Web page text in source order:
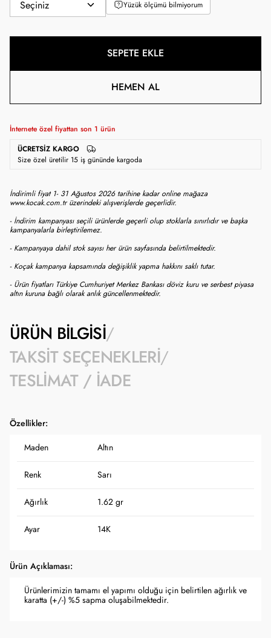
Yüzük ölçümü bilmiyorum
SEPETE EKLE
HEMEN AL
İnternete özel fiyattan son 1 ürün
ÜCRETSIZ KARGO
Size özel üretilir 15 iş gününde kargoda
İndirimli fiyat 1- 31 Ağustos 2026 tarihine kadar online mağaza
www.kocak.com.tr üzerindeki alışverişlerde geçerlidir.
- İndirim kampanyası seçili ürünlerde geçerli olup stoklarla sınırlıdır ve başka
kampanyalarla birleştirilemez.
- Kampanyaya dahil stok sayısı her ürün sayfasında belirtilmektedir.
- Koçak kampanya kapsamında değişiklik yapma hakkını saklı tutar.
- Ürün fiyatları Türkiye Cumhuriyet Merkez Bankası döviz kuru ve serbest piyasa
altın kuruna bağlı olarak anlık güncellenmektedir.
ÜRÜN BILGISI
TAKSIT SEÇENEKLERI
TESLIMAT / İADE
Özellikler:
Maden Altın
Renk Sarı
Ağırlık 1.62 gr
Ayar 14K
Ürün Açıklaması:
Ürünlerimizin tamamı el yapımı olduğu için belirtilen ağırlık ve
karatta (+/-) %5 sapma oluşabilmektedir.